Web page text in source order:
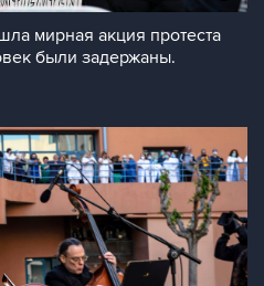
мирная акция протеста
были задержаны.